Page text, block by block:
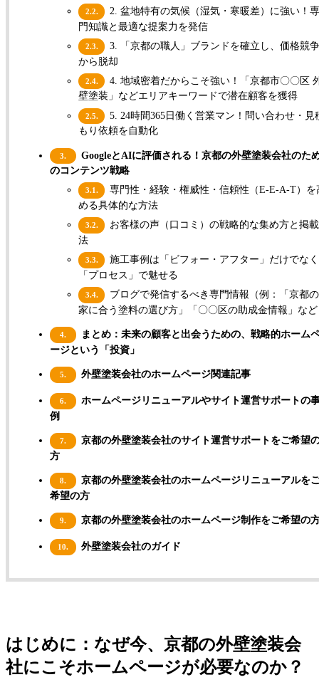
2.2.
2. 盆地特有の気候（湿気・寒暖差）に強い！
門知識と最適な提案力を発信
2.3.
3. 「京都の職人」ブランドを確立し、価格競
から脱却
2.4.
4. 地域密着だからこそ強い！「京都市〇〇区
壁塗装」などエリアキーワードで潜在顧客を獲得
2.5.
5. 24時間365日働く営業マン！問い合わせ・見
もり依頼を自動化
3.
GoogleとAIに評価される！京都の外壁塗装会社のた
のコンテンツ戦略
3.1.
専門性・経験・権威性・信頼性（E-E-A-T）を
める具体的な方法
3.2.
お客様の声（口コミ）の戦略的な集め方と掲
法
3.3.
施工事例は「ビフォー・アフター」だけでなく
「プロセス」で魅せる
3.4.
ブログで発信するべき専門情報（例：「京都
家に合う塗料の選び方」「〇〇区の助成金情報」な
4.
まとめ：未来の顧客と出会うための、戦略的ホーム
ージという「投資」
5. 外壁塗装会社のホームページ関連記事
6.
ホームページリニューアルやサイト運営サポートの
例
7.
京都の外壁塗装会社のサイト運営サポートをご希望
方
8.
京都の外壁塗装会社のホームページリニューアルを
希望の方
9. 京都の外壁塗装会社のホームページ制作をご希望の
10. 外壁塗装会社のガイド
はじめに：なぜ今、京都の外壁塗装会
社にこそホームページが必要なのか？